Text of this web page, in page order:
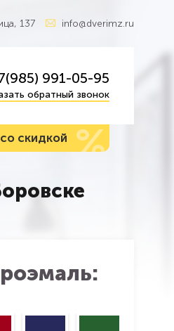
137 info@dverimz.ru
991-05-95
обратный звонок
скидкой %